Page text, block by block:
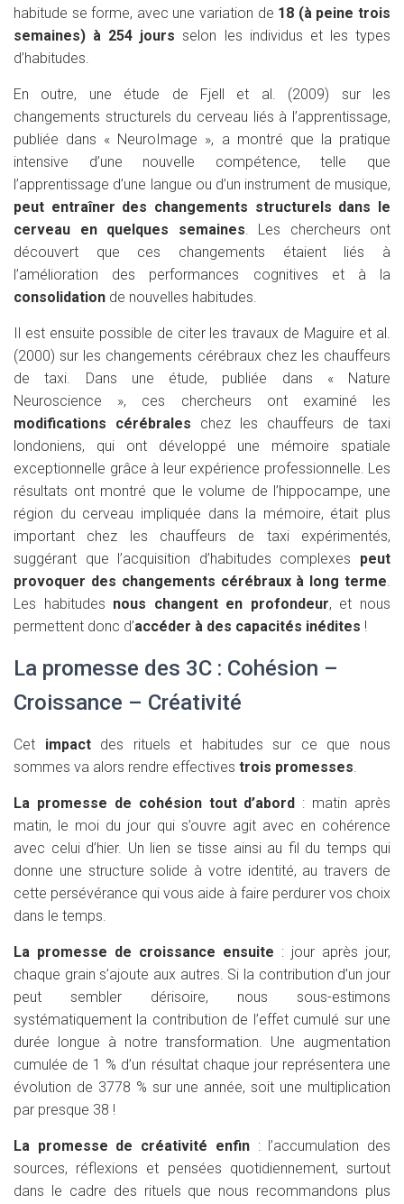
habitude se forme, avec une variation de 18 (à peine trois
semaines) à 254 jours selon les individus et les types
d’habitudes.
En outre, une étude de Fjell et al. (2009) sur les
changements structurels du cerveau liés à l’apprentissage,
publiée dans « NeuroImage », a montré que la pratique
intensive d’une nouvelle compétence, telle que
l’apprentissage d’une langue ou d’un instrument de musique,
peut entraîner des changements structurels dans le
cerveau en quelques semaines. Les chercheurs ont
découvert que ces changements étaient liés à
l’amélioration des performances cognitives et à la
consolidation de nouvelles habitudes.
Il est ensuite possible de citer les travaux de Maguire et al.
(2000) sur les changements cérébraux chez les chauffeurs
de taxi. Dans une étude, publiée dans « Nature
Neuroscience », ces chercheurs ont examiné les
modifications cérébrales chez les chauffeurs de taxi
londoniens, qui ont développé une mémoire spatiale
exceptionnelle grâce à leur expérience professionnelle. Les
résultats ont montré que le volume de l’hippocampe, une
région du cerveau impliquée dans la mémoire, était plus
important chez les chauffeurs de taxi expérimentés,
suggérant que l’acquisition d’habitudes complexes peut
provoquer des changements cérébraux à long terme.
Les habitudes nous changent en profondeur, et nous
permettent donc d’accéder à des capacités inédites !
La promesse des 3C : Cohésion –
Croissance – Créativité
Cet impact des rituels et habitudes sur ce que nous
sommes va alors rendre effectives trois promesses.
La promesse de cohésion tout d’abord : matin après
matin, le moi du jour qui s’ouvre agit avec en cohérence
avec celui d’hier. Un lien se tisse ainsi au fil du temps qui
donne une structure solide à votre identité, au travers de
cette persévérance qui vous aide à faire perdurer vos choix
dans le temps.
La promesse de croissance ensuite : jour après jour,
chaque grain s’ajoute aux autres. Si la contribution d’un jour
peut sembler dérisoire, nous sous-estimons
systématiquement la contribution de l’effet cumulé sur une
durée longue à notre transformation. Une augmentation
cumulée de 1 % d’un résultat chaque jour représentera une
évolution de 3778 % sur une année, soit une multiplication
par presque 38 !
La promesse de créativité enfin: l’accumulation des
sources, réflexions et pensées quotidiennement, surtout
dans le cadre des rituels que nous recommandons plus